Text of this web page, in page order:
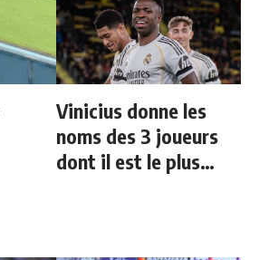
Vinicius donne les
noms des 3 joueurs
dont il est le plus